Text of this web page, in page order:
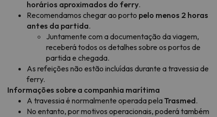
horários aproximados do ferry.
Recomendamos chegar ao porto pelo menos 2 horas
antes da partida.
Juntamente com a documentação da viagem,
receberá todos os detalhes sobre os portos de
partida e chegada.
As refeições não estão incluídas durante a travessia de
ferry.
Informações sobre a companhia marítima
A travessia é normalmente operada pelaTrasmed.
No entanto, por motivos operacionais, poderá também